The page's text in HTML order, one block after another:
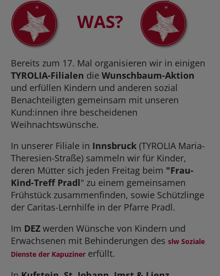
WAS?
Bereits zum 17. Mal organisieren wir in einigen
TYROLIA-Filialen dieWunschbaum-Aktion
und erfüllen Kindern und anderen sozial
Benachteiligten gemeinsam mit unseren
Kund:innen ihre bescheidenen
Weihnachtswünsche.
In unserer Filiale in Innsbruck (TYROLIA Maria-
Theresien-Straße) sammeln wir für Kinder,
deren Mütter sich jeden Freitag beim "Frau-
Kind-Treff Pradl" zu einem gemeinsamen
Frühstück zusammenfinden, sowie Schützlinge
der Caritas-Lernhilfe in der Pfarre Pradl.
Im DEZwerden Wünsche von Kindern und
Erwachsenen mit Behinderungen desslw Soziale
Dienste der Kapuziner erfüllt.